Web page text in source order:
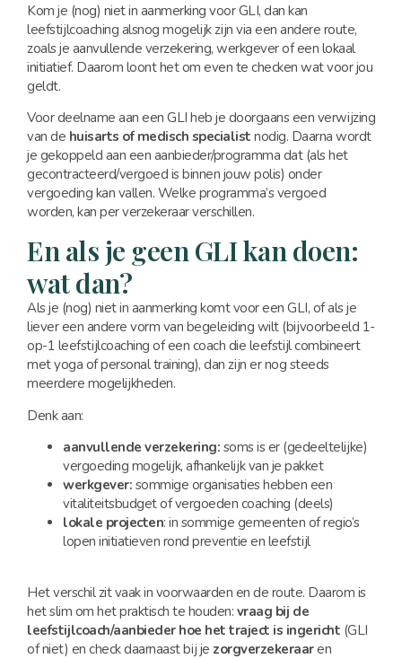
Kom je (nog) niet in aanmerking voor GLI, dan kan
leefstijlcoaching alsnog mogelijk zijn via een andere route,
zoals je aanvullende verzekering, werkgever of een lokaal
initiatief. Daarom loont het om even te checken wat voor jou
geldt.
Voor deelname aan een GLI heb je doorgaans een verwijzing
van de huisarts of medisch specialist nodig. Daarna wordt
je gekoppeld aan een aanbieder/programma dat (als het
gecontracteerd/vergoed is binnen jouw polis) onder
vergoeding kan vallen. Welke programma’s vergoed
worden, kan per verzekeraar verschillen.
En als je geen GLI kan doen:
wat dan?
Als je (nog) niet in aanmerking komt voor een GLI, of als je
liever een andere vorm van begeleiding wilt (bijvoorbeeld 1-
op-1 leefstijlcoaching of een coach die leefstijl combineert
met yoga of personal training), dan zijn er nog steeds
meerdere mogelijkheden.
Denk aan:
aanvullende verzekering: soms is er (gedeeltelijke)
vergoeding mogelijk, afhankelijk van je pakket
werkgever: sommige organisaties hebben een
vitaliteitsbudget of vergoeden coaching (deels)
lokale projecten: in sommige gemeenten of regio’s
lopen initiatieven rond preventie en leefstijl
Het verschil zit vaak in voorwaarden en de route. Daarom is
het slim om het praktisch te houden: vraag bij de
leefstijlcoach/aanbieder hoe het traject is ingericht (GLI
of niet) en check daarnaast bij je zorgverzekeraaren